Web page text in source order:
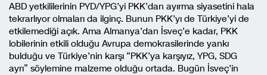
ABD yetkililerinin PYD/YPG’yi PKK’dan ayırma siyasetini hala
tekrarlıyor olmaları da ilginç. Bunun PKK’yı de Türkiye’yi de
etkilemediği açık. Ama Almanya’dan İsveç’e kadar, PKK
lobilerinin etkili olduğu Avrupa demokrasilerinde yankı
bulduğu ve Türkiye’nin karşı “PKK’ya karşıyız, YPG, SDG
ayrı” söylemine malzeme olduğu ortada. Bugün İsveç’in